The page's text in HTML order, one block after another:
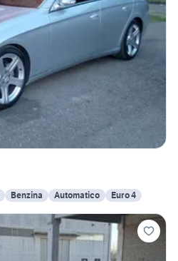
Benzina Automatico Euro 4